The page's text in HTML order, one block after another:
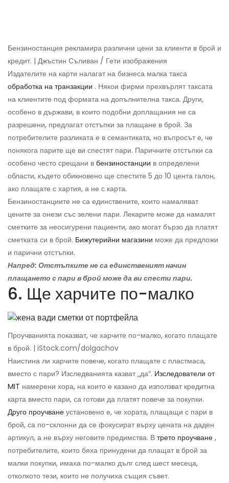
Бензиностанция рекламира различни цени за клиенти в брой и
кредит. | Джъстин Съливан / Гети изображения
Издателите на карти налагат на бизнеса малка такса
обработка на транзакции . Някои фирми прехвърлят таксата
на клиентите под формата на допълнителна такса. Други,
особено в държави, в които подобни доплащания не са
разрешени, предлагат отстъпки за плащане в брой. За
потребителите разликата е в семантиката, но въпросът е, че
понякога парите ще ви спестят пари. Паричните отстъпки са
особено често срещани в бензиностанции в определени
области, където обикновено ще спестите 5 до 10 цента галон,
ако плащате с хартия, а не с карта.
Бензиностанциите не са единствените, които намаляват
цените за онези със зелени пари. Лекарите може да намалят
сметките за неосигурени пациенти, ако могат бързо да платят
сметката си в брой. Бижутерийни магазини може да предложи
и парични отстъпки.
Напред: Отстъпките не са единственият начин
плащането с пари в брой може да ви спести пари.
6. Ще харчите по-малко
Проучванията показват, че харчите по-малко, когато плащате
в брой. | iStock.com/dolgachov
Наистина ли харчите повече, когато плащате с пластмаса,
вместо с пари? Изследванията казват „да“. Изследователи от
MIT намерени хора, на които е казано да използват кредитна
карта вместо пари, са готови да платят повече за покупки.
Друго проучване установено е, че хората, плащащи с пари в
брой, са по-склонни да се фокусират върху цената на даден
артикул, а не върху неговите предимства. В трето проучване ,
потребителите, които бяха принудени да плащат в брой за
малки покупки, имаха по-малко дълг след шест месеца,
отколкото тези, които не получиха същия съвет.